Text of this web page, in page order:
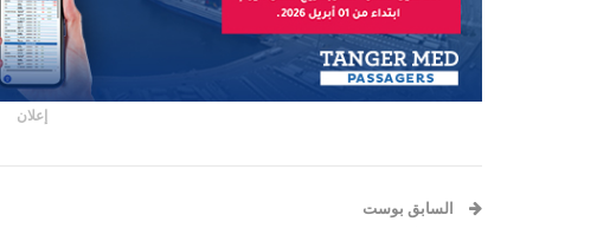
إعلان
السابق بوست